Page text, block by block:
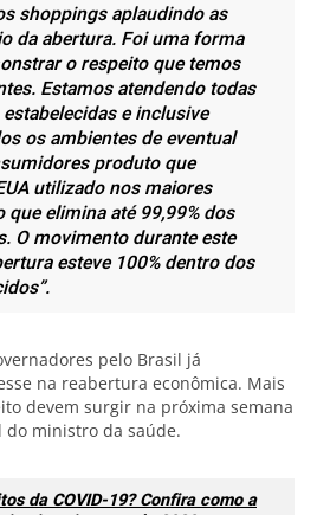
shoppings aplaudindo as
da abertura. Foi uma forma
o respeito que temos
Estamos atendendo todas
e inclusive
os ambientes de eventual
produto que
utilizado nos maiores
elimina até 99,99% dos
O movimento durante este
esteve 100% dentro dos
pelo Brasil já
na reabertura econômica. Mais
devem surgir na próxima semana
do ministro da saúde.
da COVID-19? Confira como a